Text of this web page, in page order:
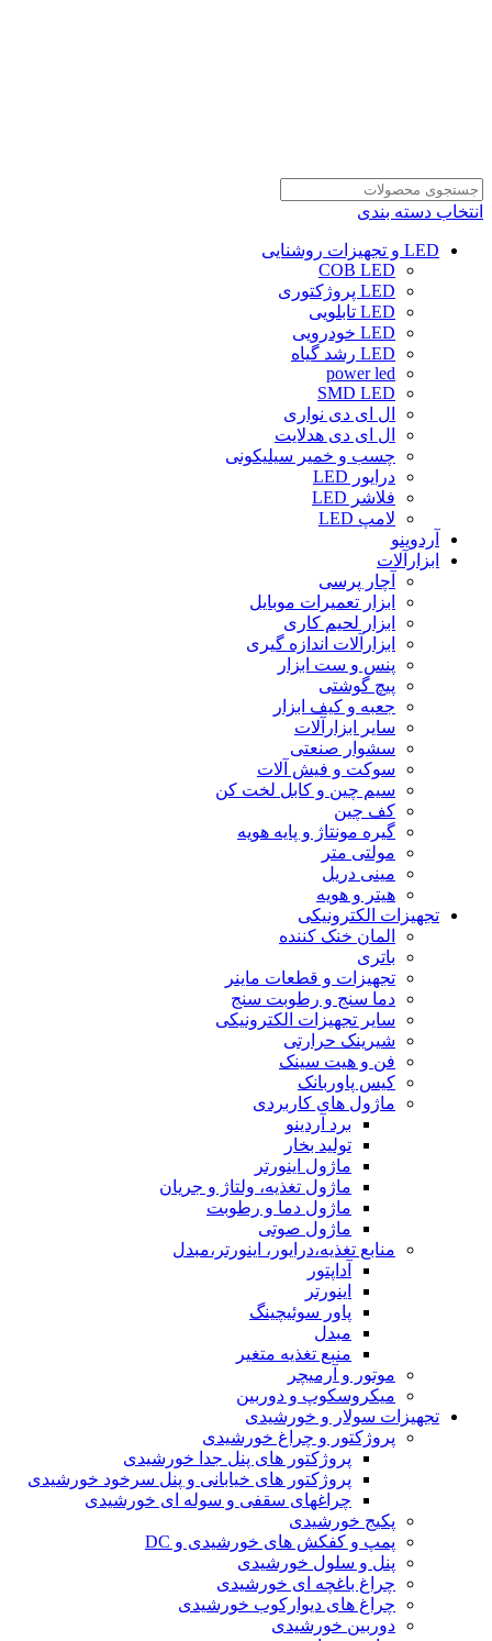
انتخاب دسته بندی
LED و تجهیزات روشنایی
COB LED
LED پروژکتوری
LED تابلویی
LED خودرویی
LED رشد گیاه
power led
SMD LED
ال ای دی نواری
ال ای دی هدلایت
چسب و خمیر سیلیکونی
درایور LED
فلاشر LED
لامپ LED
آردوینو
ابزارآلات
آچار پرسی
ابزار تعمیرات موبایل
ابزار لحیم کاری
ابزارآلات اندازه گیری
پنس و ست ابزار
پیچ گوشتی
جعبه و کیف ابزار
سایر ابزارآلات
سشوار صنعتی
سوکت و فیش آلات
سیم چین و کابل لخت کن
کف چین
گیره مونتاژ و پایه هویه
مولتی متر
مینی دریل
هیتر و هویه
تجهیزات الکترونیکی
المان خنک کننده
باتری
تجهیزات و قطعات ماینر
دما سنج و رطوبت سنج
سایر تجهیزات الکترونیکی
شیرینک حرارتی
فن و هیت سینک
کیس پاوربانک
ماژول های کاربردی
برد آردینو
تولید بخار
ماژول اینورتر
ماژول تغذیه، ولتاژ و جریان
ماژول دما و رطوبت
ماژول صوتی
منابع تغذیه،درایور، اینورتر،مبدل
آداپتور
اینورتر
پاور سوئیچینگ
مبدل
منبع تغذیه متغیر
موتور و آرمیچر
میکروسکوپ و دوربین
تجهیزات سولار و خورشیدی
پروژکتور و چراغ خورشیدی
پروژکتور های پنل جدا خورشیدی
پروژکتور های خیابانی و پنل سرخود خورشیدی
چراغهای سقفی و سوله ای خورشیدی
پکیج خورشیدی
پمپ و کفکش های خورشیدی و DC
پنل و سلول خورشیدی
چراغ باغچه ای خورشیدی
چراغ های دیوارکوب خورشیدی
دوربین خورشیدی